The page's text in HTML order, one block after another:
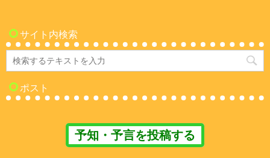
サイト内検索
ポスト
予知・予言を投稿する